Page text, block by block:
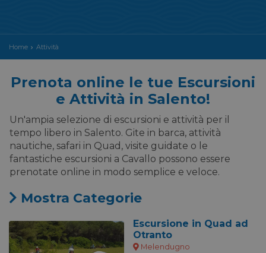
Home Attività
Prenota online le tue Escursioni
e Attività in Salento!
Un'ampia selezione di escursioni e attività per il
tempo libero in Salento. Gite in barca, attività
nautiche, safari in Quad, visite guidate o le
fantastiche escursioni a Cavallo possono essere
prenotate online in modo semplice e veloce.
Mostra Categorie
Escursione in Quad ad
Otranto
Melendugno